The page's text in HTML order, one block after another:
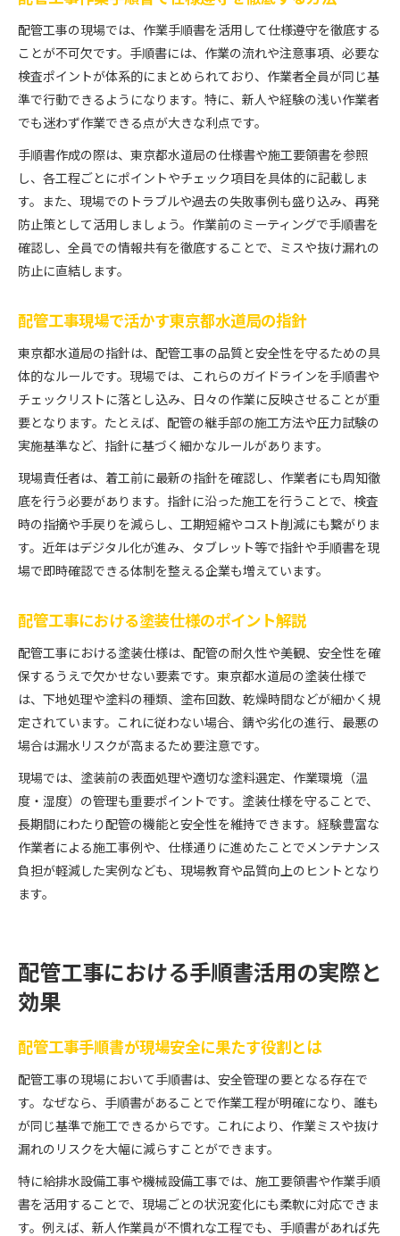
配管工事の現場では、作業手順書を活用して仕様遵守を徹底する
ことが不可欠です。手順書には、作業の流れや注意事項、必要な
検査ポイントが体系的にまとめられており、作業者全員が同じ基
準で行動できるようになります。特に、新人や経験の浅い作業者
でも迷わず作業できる点が大きな利点です。
手順書作成の際は、東京都水道局の仕様書や施工要領書を参照
し、各工程ごとにポイントやチェック項目を具体的に記載しま
す。また、現場でのトラブルや過去の失敗事例も盛り込み、再発
防止策として活用しましょう。作業前のミーティングで手順書を
確認し、全員での情報共有を徹底することで、ミスや抜け漏れの
防止に直結します。
配管工事現場で活かす東京都水道局の指針
東京都水道局の指針は、配管工事の品質と安全性を守るための具
体的なルールです。現場では、これらのガイドラインを手順書や
チェックリストに落とし込み、日々の作業に反映させることが重
要となります。たとえば、配管の継手部の施工方法や圧力試験の
実施基準など、指針に基づく細かなルールがあります。
現場責任者は、着工前に最新の指針を確認し、作業者にも周知徹
底を行う必要があります。指針に沿った施工を行うことで、検査
時の指摘や手戻りを減らし、工期短縮やコスト削減にも繋がりま
す。近年はデジタル化が進み、タブレット等で指針や手順書を現
場で即時確認できる体制を整える企業も増えています。
配管工事における塗装仕様のポイント解説
配管工事における塗装仕様は、配管の耐久性や美観、安全性を確
保するうえで欠かせない要素です。東京都水道局の塗装仕様で
は、下地処理や塗料の種類、塗布回数、乾燥時間などが細かく規
定されています。これに従わない場合、錆や劣化の進行、最悪の
場合は漏水リスクが高まるため要注意です。
現場では、塗装前の表面処理や適切な塗料選定、作業環境（温
度・湿度）の管理も重要ポイントです。塗装仕様を守ることで、
長期間にわたり配管の機能と安全性を維持できます。経験豊富な
作業者による施工事例や、仕様通りに進めたことでメンテナンス
負担が軽減した実例なども、現場教育や品質向上のヒントとなり
ます。
配管工事における手順書活用の実際と
効果
配管工事手順書が現場安全に果たす役割とは
配管工事の現場において手順書は、安全管理の要となる存在で
す。なぜなら、手順書があることで作業工程が明確になり、誰も
が同じ基準で施工できるからです。これにより、作業ミスや抜け
漏れのリスクを大幅に減らすことができます。
特に給排水設備工事や機械設備工事では、施工要領書や作業手順
書を活用することで、現場ごとの状況変化にも柔軟に対応できま
す。例えば、新人作業員が不慣れな工程でも、手順書があれば先